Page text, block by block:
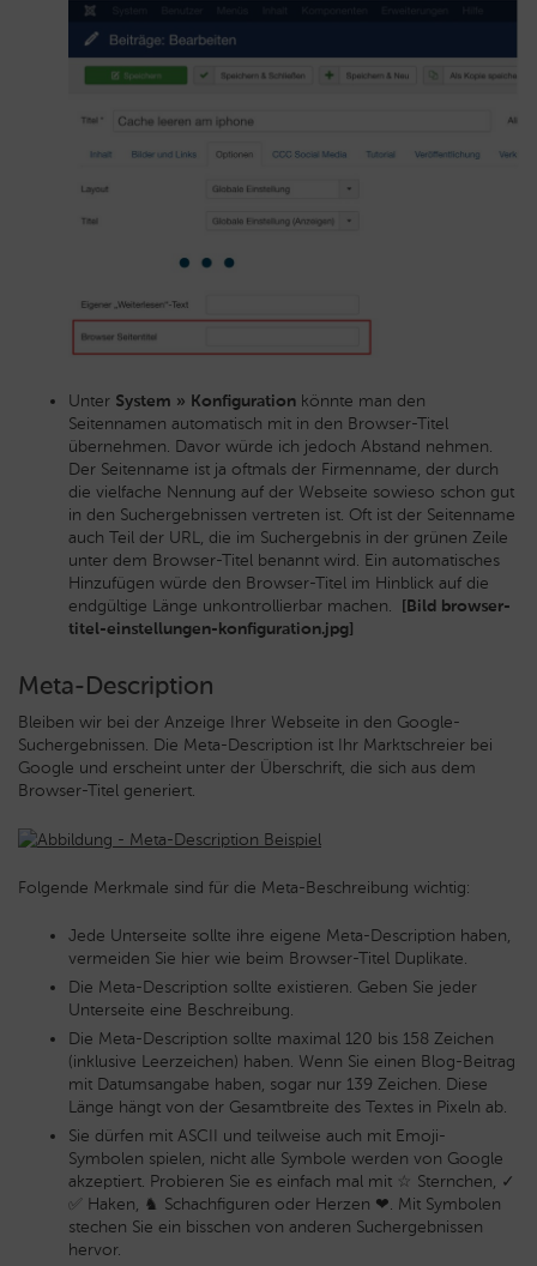
Unter System » Konfiguration könnte man den
Seitennamen automatisch mit in den Browser-Titel
übernehmen. Davor würde ich jedoch Abstand nehmen.
Der Seitenname ist ja oftmals der Firmenname, der durch
die vielfache Nennung auf der Webseite sowieso schon gut
in den Suchergebnissen vertreten ist. Oft ist der Seitenname
auch Teil der URL, die im Suchergebnis in der grünen Zeile
unter dem Browser-Titel benannt wird. Ein automatisches
Hinzufügen würde den Browser-Titel im Hinblick auf die
endgültige Länge unkontrollierbar machen. [Bild browser-
titel-einstellungen-konfiguration.jpg]
Meta-Description
Bleiben wir bei der Anzeige Ihrer Webseite in den Google-
Suchergebnissen. Die Meta-Description ist Ihr Marktschreier bei
Google und erscheint unter der Überschrift, die sich aus dem
Browser-Titel generiert.
Folgende Merkmale sind für die Meta-Beschreibung wichtig:
Jede Unterseite sollte ihre eigene Meta-Description haben,
vermeiden Sie hier wie beim Browser-Titel Duplikate.
Die Meta-Description sollte existieren. Geben Sie jeder
Unterseite eine Beschreibung.
Die Meta-Description sollte maximal 120 bis 158 Zeichen
(inklusive Leerzeichen) haben. Wenn Sie einen Blog-Beitrag
mit Datumsangabe haben, sogar nur 139 Zeichen. Diese
Länge hängt von der Gesamtbreite des Textes in Pixeln ab.
Sie dürfen mit ASCII und teilweise auch mit Emoji-
Symbolen spielen, nicht alle Symbole werden von Google
akzeptiert. Probieren Sie es einfach mal mit ☆ Sternchen, ✓
✅ Haken, ♞ Schachfiguren oder Herzen ❤. Mit Symbolen
stechen Sie ein bisschen von anderen Suchergebnissen
hervor.